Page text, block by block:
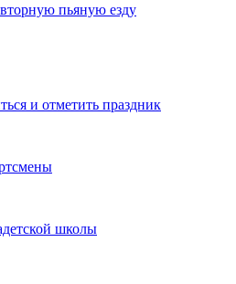
пьяную езду
и отметить праздник
школы